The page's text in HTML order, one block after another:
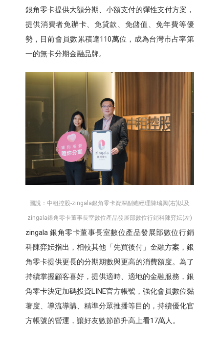
銀角零卡提供大額分期、小額支付的彈性支付方案，
提供消費者免辦卡、免貸款、免儲值、免年費等優
勢，目前會員數累積達110萬位，成為台灣市占率第
一的無卡分期金融品牌。
圖說：中租控股-zingala銀角零卡資深副總經理陳瑞興(右)以及
zingala銀角零卡董事長室數位產品發展部數位行銷科陳弈妘(左)
zingala 銀角零卡董事長室數位產品發展部數位行銷
科陳弈妘指出，相較其他「先買後付」金融方案，銀
角零卡提供更長的分期期數與更高的消費額度。為了
持續掌握顧客喜好，提供適時、適地的金融服務，銀
角零卡決定加碼投資LINE官方帳號，強化會員數位黏
著度、導流導購、精準分眾推播等目的，持續優化官
方帳號的營運，讓好友數節節升高上看17萬人。